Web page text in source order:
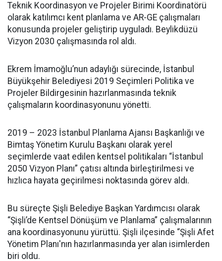
Teknik Koordinasyon ve Projeler Birimi Koordinatörü
olarak katılımcı kent planlama ve AR-GE çalışmaları
konusunda projeler geliştirip uyguladı. Beylikdüzü
Vizyon 2030 çalışmasında rol aldı.
Ekrem İmamoğlu’nun adaylığı sürecinde, İstanbul
Büyükşehir Belediyesi 2019 Seçimleri Politika ve
Projeler Bildirgesinin hazırlanmasında teknik
çalışmaların koordinasyonunu yönetti.
2019 – 2023 İstanbul Planlama Ajansı Başkanlığı ve
Bimtaş Yönetim Kurulu Başkanı olarak yerel
seçimlerde vaat edilen kentsel politikaları “İstanbul
2050 Vizyon Planı” çatısı altında birleştirilmesi ve
hızlıca hayata geçirilmesi noktasında görev aldı.
Bu süreçte Şişli Belediye Başkan Yardımcısı olarak
“Şişli’de Kentsel Dönüşüm ve Planlama” çalışmalarının
ana koordinasyonunu yürüttü. Şişli ilçesinde “Şişli Afet
Yönetim Planı'nın hazırlanmasında yer alan isimlerden
biri oldu.